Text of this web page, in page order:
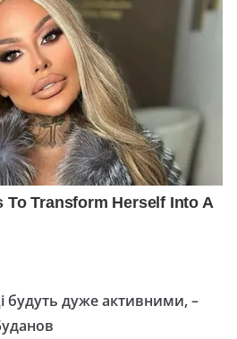
будуть дуже активними, –